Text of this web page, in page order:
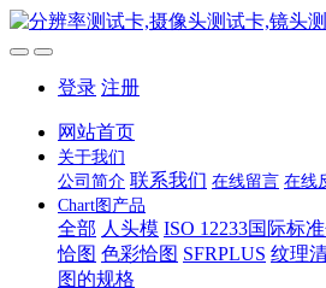
登录 注册
网站首页
关于我们
公司简介 联系我们 在线留言 在线
Chart图产品
全部 人头模 ISO 12233国际标
恰图 色彩恰图 SFRPLUS 纹理
图的规格